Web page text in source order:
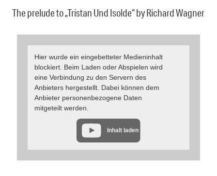
The prelude to „Tristan Und Isolde“ by Richard Wagner
Hier wurde ein eingebetteter Medieninhalt
blockiert. Beim Laden oder Abspielen wird
eine Verbindung zu den Servern des
Anbieters hergestellt. Dabei können dem
Anbieter personenbezogene Daten
mitgeteilt werden.
Inhalt laden